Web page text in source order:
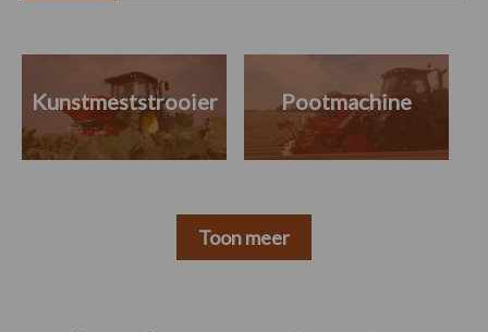
Kunstmeststrooier Pootmachine
Toon meer